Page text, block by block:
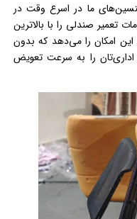
ما در اسرع وقت در
تعمیر صندلی را با بالاترین
امکان را می‌دهد که بدون
را به سرعت تعویض